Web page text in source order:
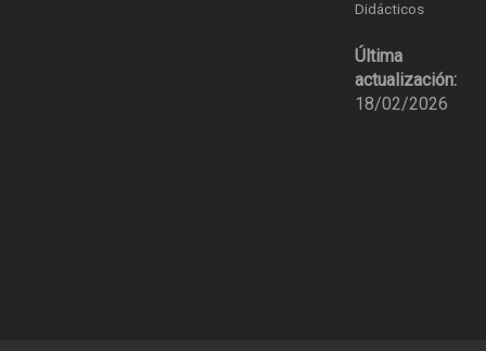
Didácticos
Última
actualización:
18/02/2026